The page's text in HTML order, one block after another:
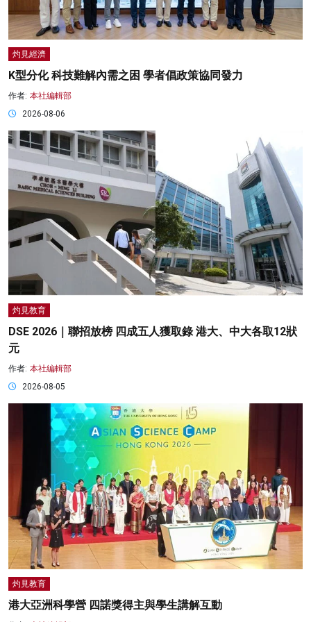
灼見經濟
K型分化 科技難解內需之困 學者倡政策協同發力
作者: 本社編輯部
2026-08-06
灼見教育
DSE 2026｜聯招放榜 四成五人獲取錄 港大、中大各取12狀
元
作者: 本社編輯部
2026-08-05
灼見教育
港大亞洲科學營 四諾獎得主與學生講解互動